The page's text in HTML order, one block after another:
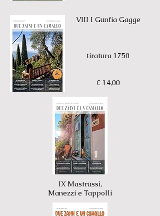
VIII I Gunfia Gagge
tiratura 1750
€ 14,00
IX Mastrussi,
Manezzi e Tappolli